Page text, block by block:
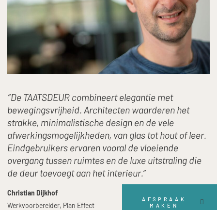
AFSPRAAK
MAKEN
“De TAATSDEUR combineert elegantie met
bewegingsvrijheid. Architecten waarderen het
strakke, minimalistische design en de vele
afwerkingsmogelijkheden, van glas tot hout of leer.
Eindgebruikers ervaren vooral de vloeiende
overgang tussen ruimtes en de luxe uitstraling die
de deur toevoegt aan het interieur.”
Christian Dijkhof
Werkvoorbereider, Plan Effect